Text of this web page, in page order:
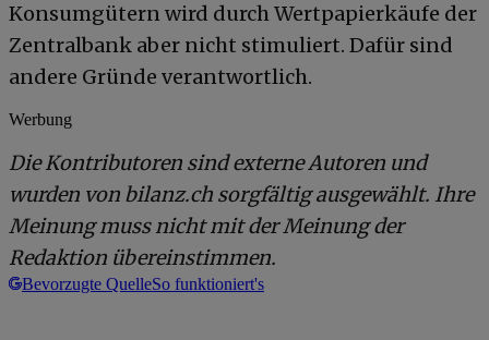
Konsumgütern wird durch Wertpapierkäufe der
Zentralbank aber nicht stimuliert. Dafür sind
andere Gründe verantwortlich.
Werbung
Die Kontributoren sind externe Autoren und
wurden von bilanz.ch sorgfältig ausgewählt. Ihre
Meinung muss nicht mit der Meinung der
Redaktion übereinstimmen.
Bevorzugte QuelleSo funktioniert's